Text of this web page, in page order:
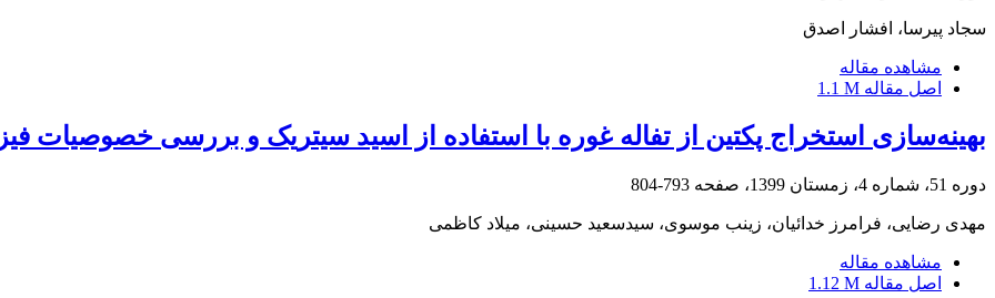
سجاد پیرسا، افشار اصدق
مشاهده مقاله
اصل مقاله 1.1 M
بهینه‌سازی استخراج پکتین از تفاله غوره با استفاده از اسید سیتریک و بررسی خصوصیات
دوره 51، شماره 4، زمستان 1399، صفحه 793-804
مهدی رضایی، فرامرز خدائیان، زینب موسوی، سیدسعید حسینی، میلاد کاظمی
مشاهده مقاله
اصل مقاله 1.12 M